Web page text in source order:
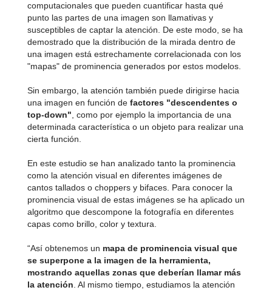
computacionales que pueden cuantificar hasta qué
punto las partes de una imagen son llamativas y
susceptibles de captar la atención. De este modo, se ha
demostrado que la distribución de la mirada dentro de
una imagen está estrechamente correlacionada con los
"mapas" de prominencia generados por estos modelos.
Sin embargo, la atención también puede dirigirse hacia
una imagen en función defactores "descendentes o
top-down" , como por ejemplo la importancia de una
determinada característica o un objeto para realizar una
cierta función.
En este estudio se han analizado tanto la prominencia
como la atención visual en diferentes imágenes de
cantos tallados o choppers y bifaces. Para conocer la
prominencia visual de estas imágenes se ha aplicado un
algoritmo que descompone la fotografía en diferentes
capas como brillo, color y textura.
“Así obtenemos un mapa de prominencia visual que
se superpone a la imagen de la herramienta,
mostrando aquellas zonas que deberían llamar más
la atención . Al mismo tiempo, estudiamos la atención